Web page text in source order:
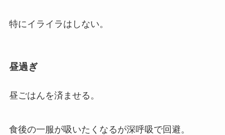
特にイライラはしない。
昼過ぎ
昼ごはんを済ませる。
食後の一服が吸いたくなるが深呼吸で回避。